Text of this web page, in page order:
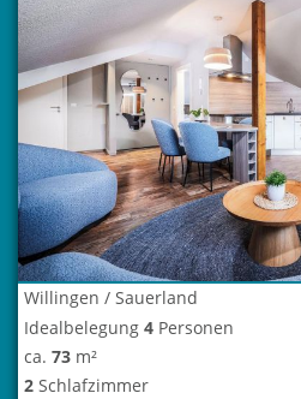
Willingen / Sauerland
Idealbelegung 4 Personen
ca. 73 m²
2 Schlafzimmer